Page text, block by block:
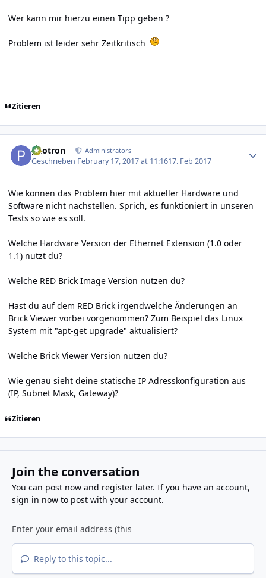
Wer kann mir hierzu einen Tipp geben ?
Problem ist leider sehr Zeitkritisch
Zitieren
photron Administrators
Geschrieben February 17, 2017 at 11:1617. Feb 2017
Wie können das Problem hier mit aktueller Hardware und
Software nicht nachstellen. Sprich, es funktioniert in unseren
Tests so wie es soll.
Welche Hardware Version der Ethernet Extension (1.0 oder
1.1) nutzt du?
Welche RED Brick Image Version nutzen du?
Hast du auf dem RED Brick irgendwelche Änderungen an
Brick Viewer vorbei vorgenommen? Zum Beispiel das Linux
System mit "apt-get upgrade" aktualisiert?
Welche Brick Viewer Version nutzen du?
Wie genau sieht deine statische IP Adresskonfiguration aus
(IP, Subnet Mask, Gateway)?
Zitieren
Join the conversation
You can post now and register later. If you have an account,
sign in nowto post with your account.
Reply to this topic...